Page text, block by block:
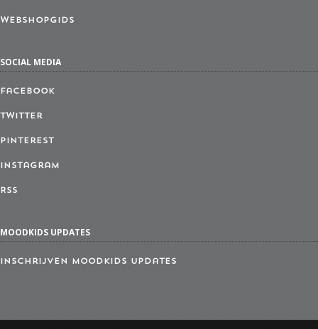
Webshopgids
SOCIAL MEDIA
Facebook
Twitter
Pinterest
Instagram
RSS
MOODKIDS UPDATES
Inschrijven MoodKids Updates